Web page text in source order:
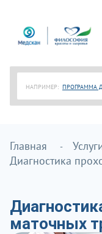
НАПРИМЕР: ПРОГРАММА
Главная
Диагностика
маточных